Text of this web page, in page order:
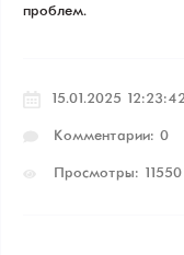
проблем.
15.01.2025 12:23:42
Комментарии: 0
Просмотры: 11550